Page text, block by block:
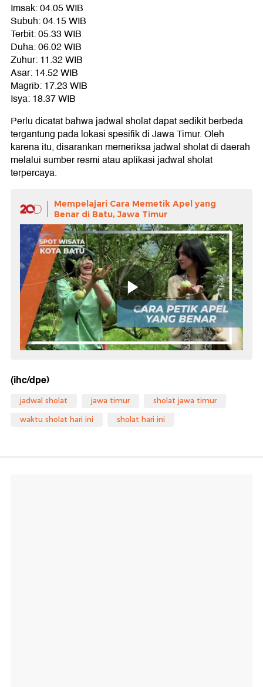
Imsak: 04.05 WIB
Subuh: 04.15 WIB
Terbit: 05.33 WIB
Duha: 06.02 WIB
Zuhur: 11.32 WIB
Asar: 14.52 WIB
Magrib: 17.23 WIB
Isya: 18.37 WIB
Perlu dicatat bahwa jadwal sholat dapat sedikit berbeda
tergantung pada lokasi spesifik di Jawa Timur. Oleh
karena itu, disarankan memeriksa jadwal sholat di daerah
melalui sumber resmi atau aplikasi jadwal sholat
terpercaya.
Mempelajari Cara Memetik Apel yang
Benar di Batu, Jawa Timur
(ihc/dpe)
jadwal sholat jawa timur sholat jawa timur
waktu sholat hari ini sholat hari ini